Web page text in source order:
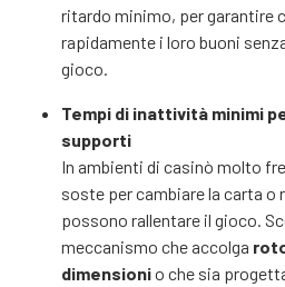
ritardo minimo, per garantire
rapidamente i loro buoni
gioco.
Tempi di inattività minimi
supporti
In ambienti di casinò molto
soste per cambiare la carta o
possono rallentare il gioco.
meccanismo che accolga
dimensionio che sia